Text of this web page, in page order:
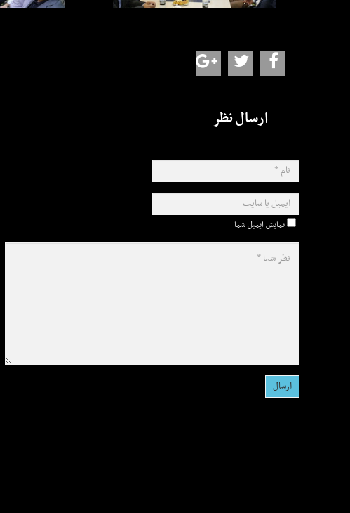
ارسال نظر
نمایش ایمیل شما